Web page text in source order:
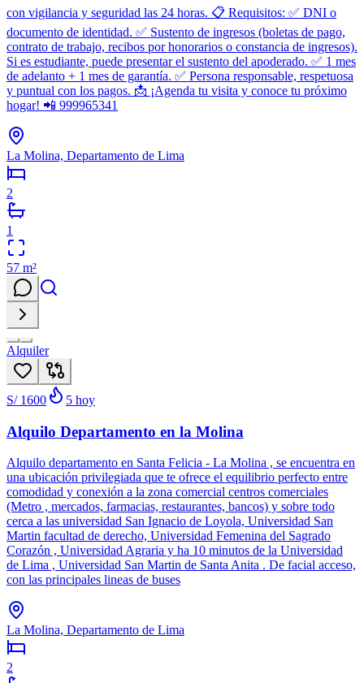
con vigilancia y seguridad las 24 horas. 📋 Requisitos: ✅ DNI o
documento de identidad. ✅ Sustento de ingresos (boletas de pago,
contrato de trabajo, recibos por honorarios o constancia de ingresos).
Si es estudiante, puede presentar el sustento del apoderado. ✅ 1 mes
de adelanto + 1 mes de garantía. ✅ Persona responsable, respetuosa
y puntual con los pagos. 📩 ¡Agenda tu visita y conoce tu próximo
hogar! 📲 999965341
La Molina, Departamento de Lima
2
1
57 m²
Alquiler
S/ 1600 5 hoy
Alquilo Departamento en la Molina
Alquilo departamento en Santa Felicia - La Molina , se encuentra en
una ubicación privilegiada que te ofrece el equilibrio perfecto entre
comodidad y conexión a la zona comercial centros comerciales
(Metro , mercados, farmacias, restaurantes, bancos) y sobre todo
cerca a las universidad San Ignacio de Loyola, Universidad San
Martin facultad de derecho, Universidad Femenina del Sagrado
Corazón , Universidad Agraria y ha 10 minutos de la Universidad
de Lima , Universidad San Martin de Santa Anita . De facial acceso,
con las principales lineas de buses
La Molina, Departamento de Lima
2